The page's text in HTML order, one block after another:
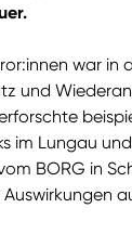
war
und
im Lungau
BORG in